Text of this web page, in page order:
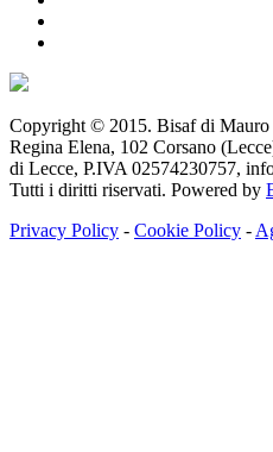
Copyright © 2015. Bisaf di Mauro
Regina Elena, 102 Corsano
di Lecce, P.IVA 02574230757,
Tutti i diritti riservati. Powered by
Privacy Policy - Cookie Policy -